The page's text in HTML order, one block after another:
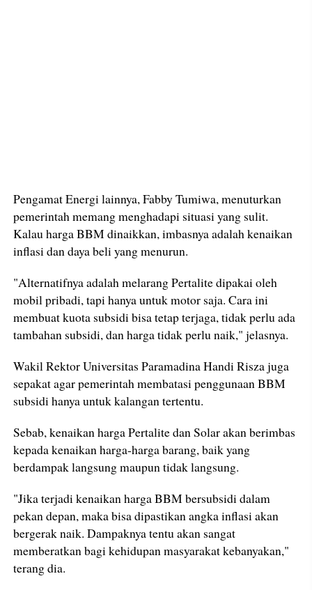
Pengamat Energi lainnya, Fabby Tumiwa, menuturkan
pemerintah memang menghadapi situasi yang sulit.
Kalau harga BBM dinaikkan, imbasnya adalah kenaikan
inflasi dan daya beli yang menurun.
"Alternatifnya adalah melarang Pertalite dipakai oleh
mobil pribadi, tapi hanya untuk motor saja. Cara ini
membuat kuota subsidi bisa tetap terjaga, tidak perlu ada
tambahan subsidi, dan harga tidak perlu naik," jelasnya.
Wakil Rektor Universitas Paramadina Handi Risza juga
sepakat agar pemerintah membatasi penggunaan BBM
subsidi hanya untuk kalangan tertentu.
Sebab, kenaikan harga Pertalite dan Solar akan berimbas
kepada kenaikan harga-harga barang, baik yang
berdampak langsung maupun tidak langsung.
"Jika terjadi kenaikan harga BBM bersubsidi dalam
pekan depan, maka bisa dipastikan angka inflasi akan
bergerak naik. Dampaknya tentu akan sangat
memberatkan bagi kehidupan masyarakat kebanyakan,"
terang dia.